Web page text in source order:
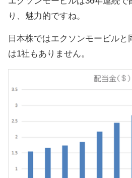
り、魅力的ですね。
日本株ではエクソンモービルと
は1社もありません。